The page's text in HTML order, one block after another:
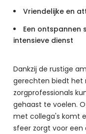
Vriendelijke en
Een ontspannen
intensieve dienst
Dankzij de rustige
gerechten biedt het
zorgprofessionals
gehaast te voelen.
met collega's komt
sfeer zorgt voor